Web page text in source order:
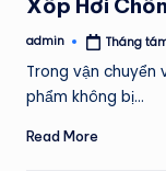
Posted
admin Tháng
Trong vận chuyển
phẩm không bị…
Read More